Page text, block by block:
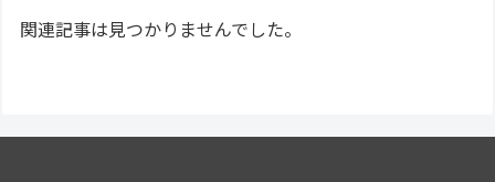
関連記事は見つかりませんでした。